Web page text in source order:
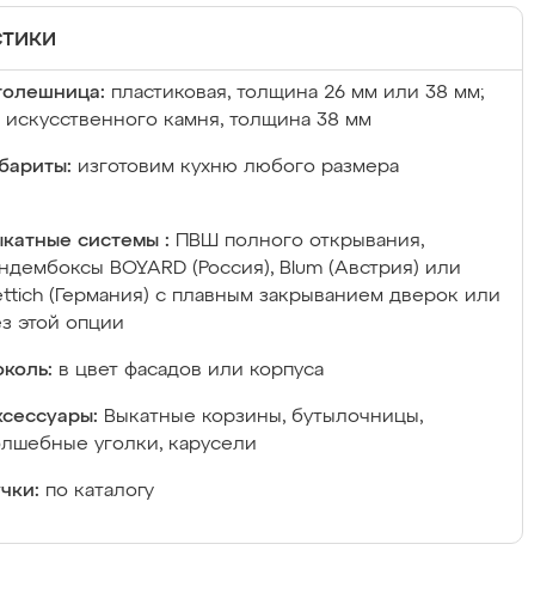
пластиковая, толщина 26 мм или 38 мм;
искусственного камня, толщина 38 мм
изготовим кухню любого размера
системы :
ПВШ полного открывания,
BOYARD (Россия), Blum (Австрия) или
(Германия) с плавным закрыванием дверок или
этой опции
в цвет фасадов или корпуса
Выкатные корзины, бутылочницы,
уголки, карусели
по каталогу